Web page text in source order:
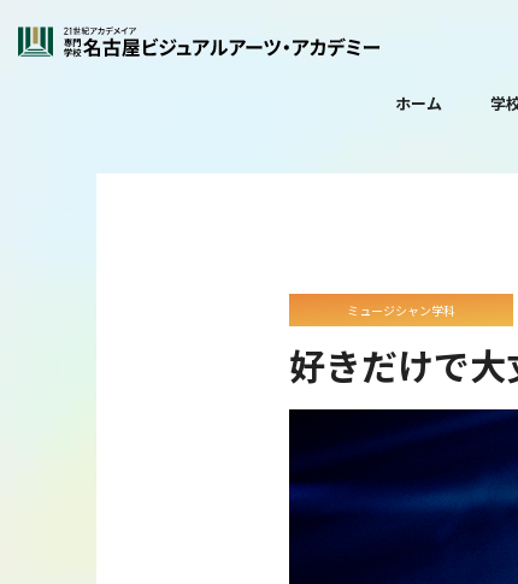
ホーム 学
ミュージシャン学科
好きだけで